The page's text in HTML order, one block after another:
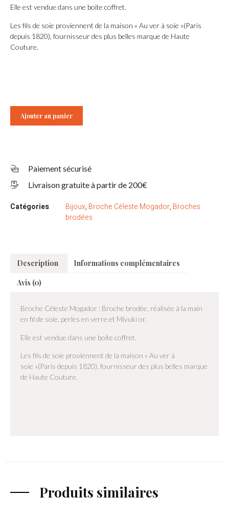
Elle est vendue dans une boite coffret.
Les fils de soie proviennent de la maison « Au ver à soie »(Paris
depuis 1820), fournisseur des plus belles marque de Haute
Couture.
Ajouter au panier
Paiement sécurisé
Livraison gratuite à partir de 200€
Catégories Bijoux, Broche Céleste Mogador, Broches
brodées
Description Informations complémentaires
Avis (0)
Broche Céleste Mogador : Broche brodée, réalisée à la main
en fil de soie, perles en verre et Miyuki or.
Elle est vendue dans une boite coffret.
Les fils de soie proviennent de la maison « Au ver à
soie »(Paris depuis 1820), fournisseur des plus belles marque
de Haute Couture.
Produits similaires